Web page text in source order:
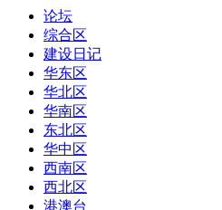
论坛
综合区
建设日记
华东区
华北区
华南区
东北区
华中区
西南区
西北区
港澳台